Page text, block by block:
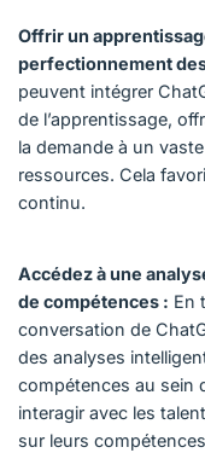
Offrir un
perfectionnement
peuvent intégrer
de l’apprentissage,
la demande à un
ressources. Cela
continu.
Accédez à une
de compétences : En
conversation de
des analyses
compétences au sein
interagir avec les
sur leurs